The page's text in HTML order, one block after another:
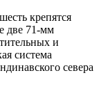
крепятся
две 71-мм
и
система
севера